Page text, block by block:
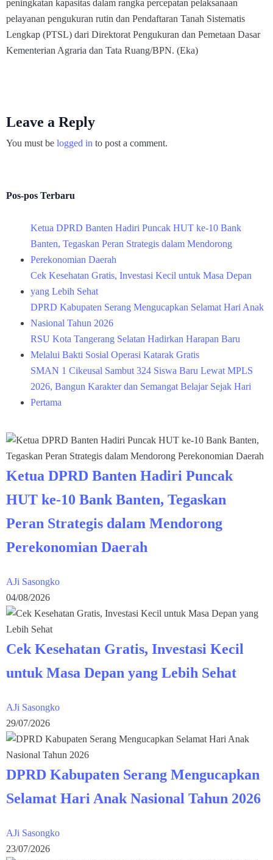
peningkatan kapasitas dalam rangka percepatan pelaksanaan
pelayanan pengukuran rutin dan Pendaftaran Tanah Sistematis
Lengkap (PTSL) dari Direktorat Pengukuran dan Pemetaan Dasar
Kementerian Agraria dan Tata Ruang/BPN. (Eka)
Leave a Reply
You must be logged in to post a comment.
Pos-pos Terbaru
Ketua DPRD Banten Hadiri Puncak HUT ke-10 Bank
Banten, Tegaskan Peran Strategis dalam Mendorong
Perekonomian Daerah
Cek Kesehatan Gratis, Investasi Kecil untuk Masa Depan
yang Lebih Sehat
DPRD Kabupaten Serang Mengucapkan Selamat Hari Anak
Nasional Tahun 2026
RSU Kota Tangerang Selatan Hadirkan Harapan Baru
Melalui Bakti Sosial Operasi Katarak Gratis
SMAN 1 Cikeusal Sambut 324 Siswa Baru Lewat MPLS
2026, Bangun Karakter dan Semangat Belajar Sejak Hari
Pertama
Ketua DPRD Banten Hadiri Puncak
HUT ke-10 Bank Banten, Tegaskan
Peran Strategis dalam Mendorong
Perekonomian Daerah
AJi Sasongko
04/08/2026
Cek Kesehatan Gratis, Investasi Kecil
untuk Masa Depan yang Lebih Sehat
AJi Sasongko
29/07/2026
DPRD Kabupaten Serang Mengucapkan
Selamat Hari Anak Nasional Tahun 2026
AJi Sasongko
23/07/2026